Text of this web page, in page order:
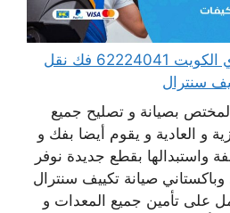
فني تكييف مركزي هندي الكويت 62224041 فك نقل
سنترال
بصيانة و تصليح جميع
و العادية و يقوم أيضا بفك و
واستبدالها بقطع جديدة نوفر
صيانة تكييف سنترال
على تأمين جميع المعدات و